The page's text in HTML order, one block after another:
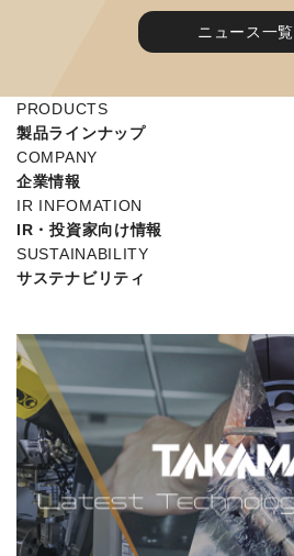
ニュース一覧
PRODUCTS
製品ラインナップ
COMPANY
企業情報
IR INFOMATION
IR・投資家向け情報
SUSTAINABILITY
サステナビリティ